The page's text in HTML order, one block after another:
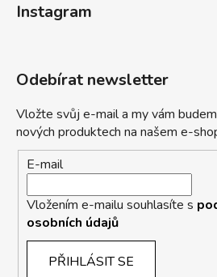
Instagram
Odebírat newsletter
Vložte svůj e-mail a my vám
nových produktech na našem e-
E-mail
Vložením e-mailu souhlasíte s
osobních údajů
PŘIHLÁSIT SE